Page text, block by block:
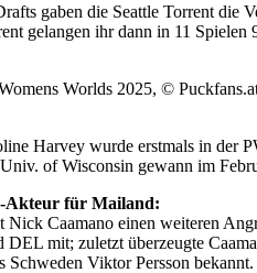
gaben die Seattle Torrent die
gelangen ihr dann in 11
Worlds 2025, ©
Harvey wurde erstmals in der
of Wisconsin gewann im
Akteur für Mailand:
Caamano einen weiteren
mit; zuletzt überzeugte
Schweden Viktor Persson